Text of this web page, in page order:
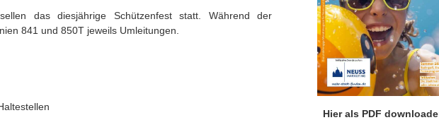
das diesjährige Schützenfest statt. Während der
841 und 850T jeweils Umleitungen.
Hier als PDF